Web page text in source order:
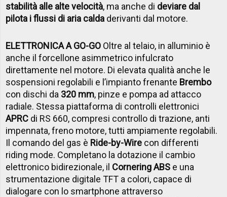
stabilità alle alte velocità, ma anche di deviare dal
pilota i flussi di aria calda derivanti dal motore.
ELETTRONICA A GO-GO Oltre al telaio, in alluminio è
anche il forcellone asimmetrico infulcrato
direttamente nel motore. Di elevata qualità anche le
sospensioni regolabili e l’impianto frenante Brembo
con dischi da 320 mm, pinze e pompa ad attacco
radiale. Stessa piattaforma di controlli elettronici
APRC di RS 660, compresi controllo di trazione, anti
impennata, freno motore, tutti ampiamente regolabili.
Il comando del gas è Ride-by-Wire con differenti
riding mode. Completano la dotazione il cambio
elettronico bidirezionale, il Cornering ABS e una
strumentazione digitale TFT a colori, capace di
dialogare con lo smartphone attraverso